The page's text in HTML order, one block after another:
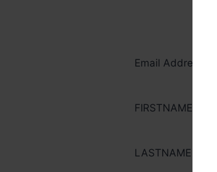
Email Address*
FIRSTNAME
LASTNAME